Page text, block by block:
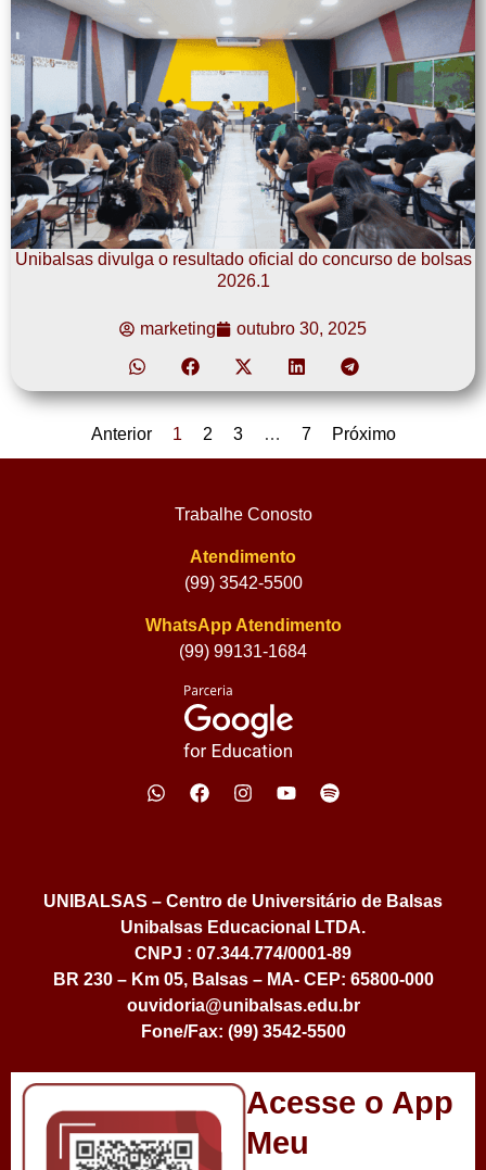
Unibalsas divulga o resultado oficial do concurso de bolsas
2026.1
marketing outubro 30, 2025
Anterior 1 2 3 … 7 Próximo
Trabalhe Conosto
Atendimento
(99) 3542-5500
WhatsApp Atendimento
(99) 99131-1684
UNIBALSAS – Centro de Universitário de Balsas
Unibalsas Educacional LTDA.
CNPJ : 07.344.774/0001-89
BR 230 – Km 05, Balsas – MA- CEP: 65800-000
ouvidoria@unibalsas.edu.br
Fone/Fax: (99) 3542-5500
Acesse o App
Meu